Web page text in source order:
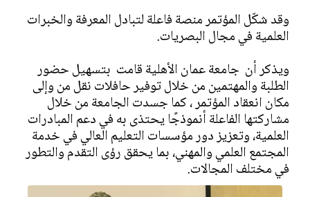
وقد شكّل المؤتمر منصة فاعلة لتبادل المعرفة والخبرات
العلمية في مجال البصريات.
ويذكر أن جامعة عمان الأهلية قامت بتسهيل حضور
الطلبة والمهتمين من خلال توفير حافلات نقل من وإلى
مكان انعقاد المؤتمر ، كما جسدت الجامعة من خلال
مشاركتها الفاعلة أنموذجًا يحتذى به في دعم المبادرات
العلمية، وتعزيز دور مؤسسات التعليم العالي في خدمة
المجتمع العلمي والمهني، بما يحقق رؤى التقدم والتطور
في مختلف المجالات.